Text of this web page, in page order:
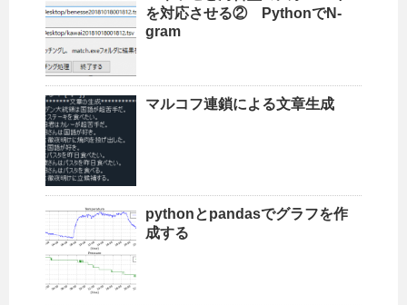
を対応させる② PythonでN-
gram
マルコフ連鎖による文章生成
pythonとpandasでグラフを作
成する